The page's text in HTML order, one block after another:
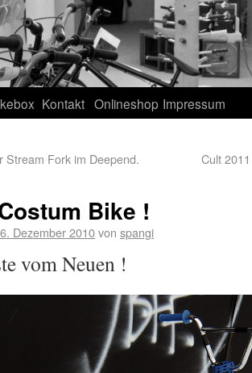
Kontakt Onlineshop Impressum
Stream Fork im Deepend.
Cult
Bike !
Dezember 2010von spangi
vom Neuen !